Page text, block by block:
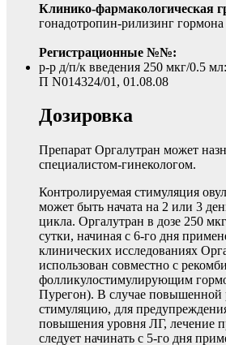
Клинико-фармакологическая
гонадотропин-рилизинг гормона
Регистрационные №№:
р-р д/п/к введения 250 мкг/0.5
П N014324/01, 01.08.08
Дозировка
Препарат Оргалутран может
специалистом-гинекологом.
Контролируемая стимуляция
может быть начата на 2 или 3
цикла. Оргалутран в дозе 250
сутки, начиная с 6-го дня
клинических исследованиях
использован совместно с
фолликулостимулирующим
Пурегон). В случае повышенной
стимуляцию, для
повышения уровня ЛГ, лечение
следует начинать с 5-го дня